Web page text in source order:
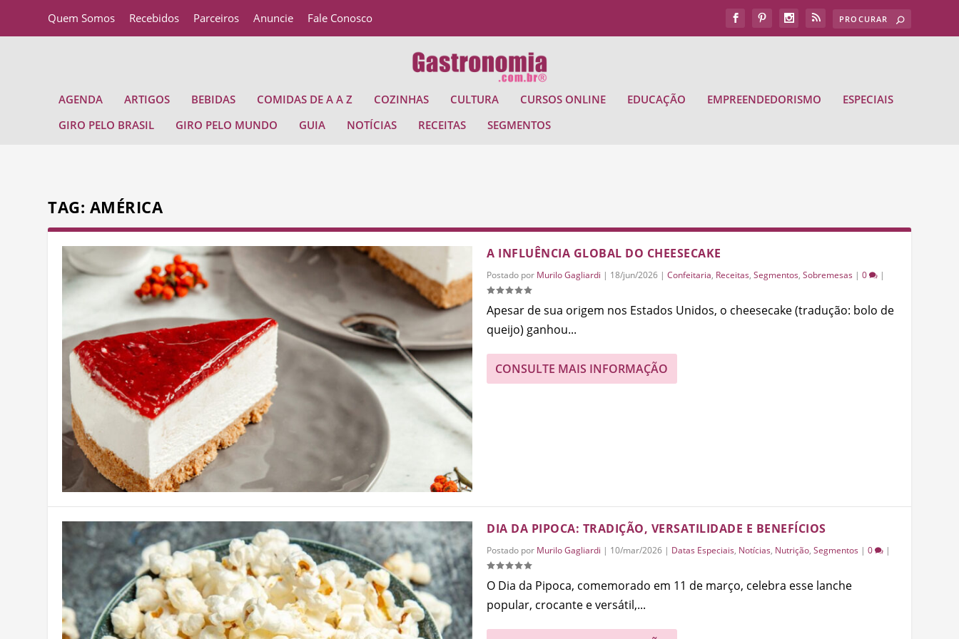
Quem Somos Recebidos Parceiros Anuncie Fale Conosco
AGENDA ARTIGOS BEBIDAS COMIDAS DE A A Z COZINHAS CULTURA CURSOS ONLINE EDUCAÇÃO EMPREENDEDORISMO
ESPECIAIS
GIRO PELO BRASIL
GIRO PELO MUNDO GUIA NOTÍCIAS RECEITAS SEGMENTOS
TAG: AMÉRICA
A INFLUÊNCIA GLOBAL DO CHEESECAKE
Postado por Murilo Gagliardi | 18/jun/2026 | Confeitaria, Receitas, Segmentos, Sobremesas | 0 |
Apesar de sua origem nos Estados Unidos, o cheesecake (tradução: bolo de
queijo) ganhou...
CONSULTE MAIS INFORMAÇÃO
DIA DA PIPOCA: TRADIÇÃO, VERSATILIDADE E BENEFÍCIOS
Postado por Murilo Gagliardi | 10/mar/2026 | Datas Especiais, Notícias, Nutrição, Segmentos | 0 |
O Dia da Pipoca, comemorado em 11 de março, celebra esse lanche
popular, crocante e versátil,...